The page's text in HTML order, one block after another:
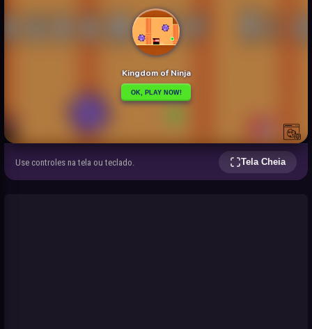
Use controles na tela ou teclado. Tela Cheia